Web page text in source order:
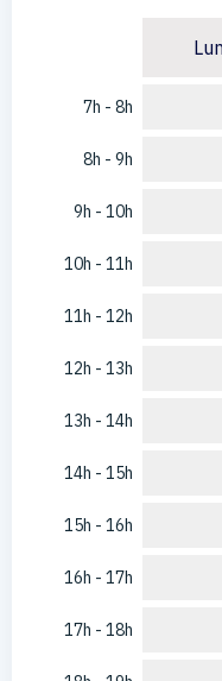
7h - 8h
8h - 9h
9h - 10h
10h - 11h
11h - 12h
12h - 13h
13h - 14h
14h - 15h
15h - 16h
16h - 17h
17h - 18h